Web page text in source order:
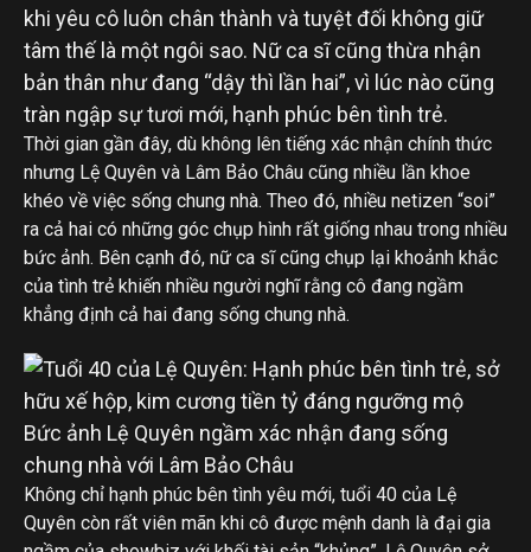
khi yêu cô luôn chân thành và tuyệt đối không giữ
tâm thế là một ngôi sao. Nữ ca sĩ cũng thừa nhận
bản thân như đang “dậy thì lần hai”, vì lúc nào cũng
tràn ngập sự tươi mới, hạnh phúc bên tình trẻ.
Thời gian gần đây, dù không lên tiếng xác nhận chính thức
nhưng Lệ Quyên và Lâm Bảo Châu cũng nhiều lần khoe
khéo về việc sống chung nhà. Theo đó, nhiều netizen “soi”
ra cả hai có những góc chụp hình rất giống nhau trong nhiều
bức ảnh. Bên cạnh đó, nữ ca sĩ cũng chụp lại khoảnh khắc
của tình trẻ khiến nhiều người nghĩ rằng cô đang ngầm
khẳng định cả hai đang sống chung nhà.
Bức ảnh Lệ Quyên ngầm xác nhận đang sống
chung nhà với Lâm Bảo Châu
Không chỉ hạnh phúc bên tình yêu mới, tuổi 40 của Lệ
Quyên còn rất viên mãn khi cô được mệnh danh là đại gia